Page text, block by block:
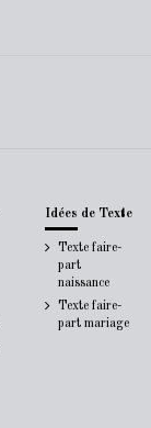
Idées de Texte
Texte faire-
part
naissance
Texte faire-
part mariage